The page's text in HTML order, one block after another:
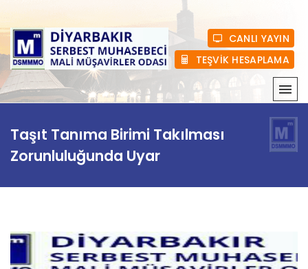
CANLI YAYIN
TEŞVİK HESAPLAMA
KURUMSAL
MEVZUAT
E-BÜLTEN
Taşıt Tanıma Birimi Takılması
Zorunluluğunda Uyar